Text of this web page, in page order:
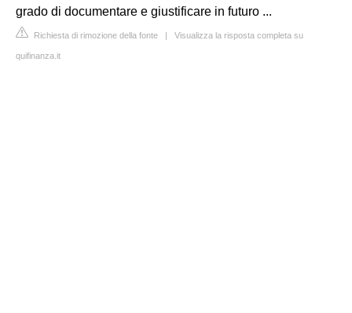
grado di documentare e giustificare in futuro ...
Richiesta di rimozione della fonte | Visualizza la risposta completa su
quifinanza.it